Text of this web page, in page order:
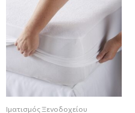
Ιματισμός Ξενοδοχείου